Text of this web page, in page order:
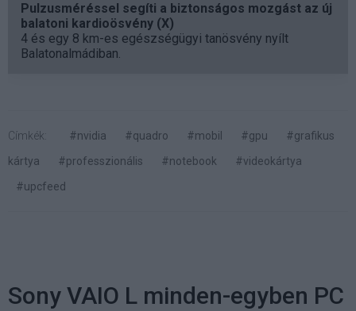
Pulzusméréssel segíti a biztonságos mozgást az új
balatoni kardioösvény (X)
4 és egy 8 km-es egészségügyi tanösvény nyílt
Balatonalmádiban.
Címkék: #nvidia #quadro #mobil #gpu
#grafikus
kártya
#professzionális #notebook
#videokártya
#upcfeed
Sony VAIO L minden-egyben PC